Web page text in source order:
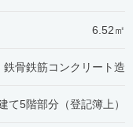
6.52㎡
骨鉄筋コンクリート造
て5階部分（登記簿上）